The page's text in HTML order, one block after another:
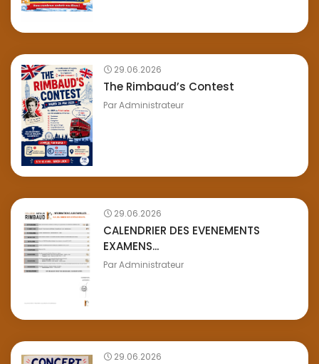
29.06.2026
The Rimbaud’s Contest
ParAdministrateur
29.06.2026
CALENDRIER DES EVENEMENTS
EXAMENS...
ParAdministrateur
29.06.2026